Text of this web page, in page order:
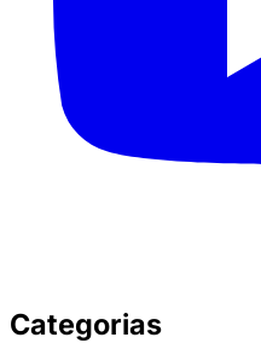
Categorias